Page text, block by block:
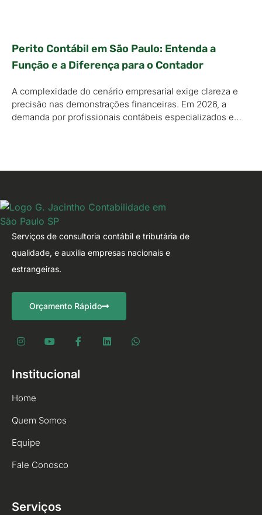
Perito Contábil em São Paulo: Entenda a
Função e a Diferença para o Contador
A complexidade do cenário empresarial exige clareza e
precisão nas demonstrações financeiras. Em 2026, a
demanda por profissionais contábeis especializados e…
Serviços de consultoria contábil e tributária de
qualidade, e auxilia empresas nacionais e
estrangeiras.
Orçamento Rápido
Institucional
Home
Quem Somos
Equipe
Fale Conosco
Serviços